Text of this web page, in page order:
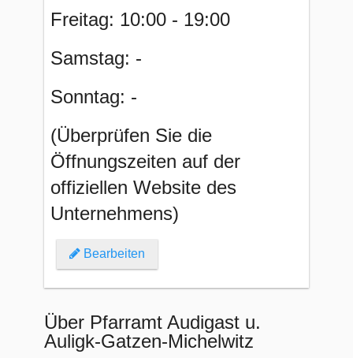
Freitag: 10:00 - 19:00
Samstag: -
Sonntag: -
(Überprüfen Sie die
Öffnungszeiten auf der
offiziellen Website des
Unternehmens)
Bearbeiten
Über Pfarramt Audigast u.
Auligk-Gatzen-Michelwitz